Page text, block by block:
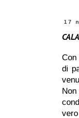
17
di